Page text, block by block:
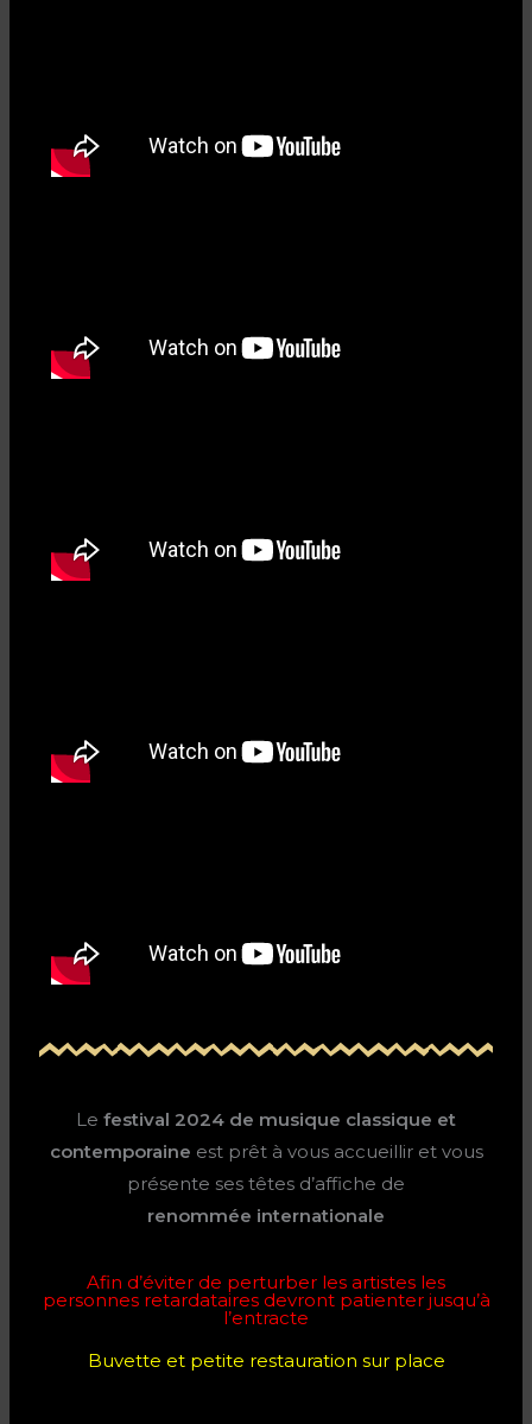
Le festival 2024 de musique classique et
contemporaine est prêt à vous accueillir et vous
présente ses têtes d’affiche de
renommée internationale
Afin d’éviter de perturber les artistes les
personnes retardataires devront patienter jusqu’à
l’entracte
Buvette et petite restauration sur place